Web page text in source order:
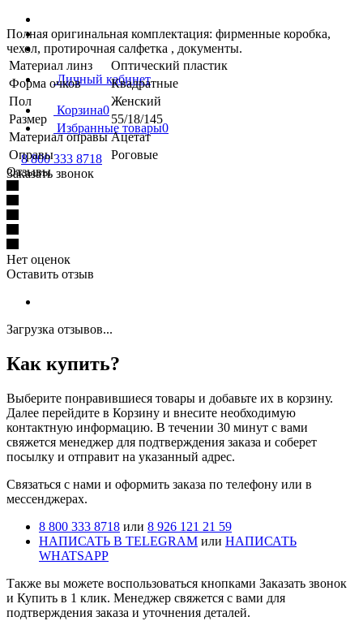
Личный кабинет
Корзина0
Избранные товары0
8 800 333 8718
Заказать звонок
Полная оригинальная комплектация: фирменные коробка,
чехол, протирочная салфетка , документы.
Материал линз
Оптический пластик
Форма очков
Квадратные
Пол
Женский
Размер
55/18/145
Материал оправы Ацетат
Оправы
Роговые
Отзывы
Нет оценок
Оставить отзыв
Загрузка отзывов...
Как купить?
Выберите понравившиеся товары и добавьте их в корзину.
Далее перейдите в Корзину и внесите необходимую
контактную информацию. В течении 30 минут с вами
свяжется менеджер для подтверждения заказа и соберет
посылку и отправит на указанный адрес.
Cвязаться с нами и оформить заказа по телефону или в
мессенджерах.
8 800 333 8718 или 8 926 121 21 59
НАПИСАТЬ В TELEGRAM или НАПИСАТЬ
WHATSAPP
Также вы можете воспользоваться кнопками Заказать звонок
и Купить в 1 клик. Менеджер свяжется с вами для
подтверждения заказа и уточнения деталей.